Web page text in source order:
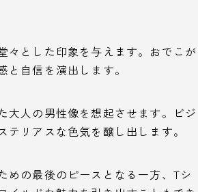
々とした印象を与えます。おでこが
自信を演出します。
大人の男性像を想起させます。ビジ
リアスな色気を醸し出します。
めの最後のピースとなる一方、Tシ